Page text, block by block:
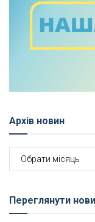
Архів новин
новин
Переглянути